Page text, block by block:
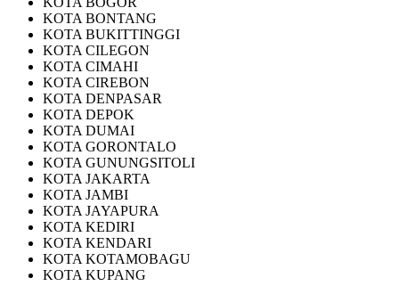
KOTA BONTANG
KOTA BUKITTINGGI
KOTA CILEGON
KOTA CIMAHI
KOTA CIREBON
KOTA DENPASAR
KOTA DEPOK
KOTA DUMAI
KOTA GORONTALO
KOTA GUNUNGSITOLI
KOTA JAKARTA
KOTA JAMBI
KOTA JAYAPURA
KOTA KEDIRI
KOTA KENDARI
KOTA KOTAMOBAGU
KOTA KUPANG